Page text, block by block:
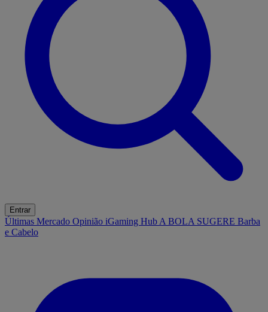
Entrar
Últimas Mercado Opinião iGaming Hub A BOLA SUGERE Barba
e Cabelo